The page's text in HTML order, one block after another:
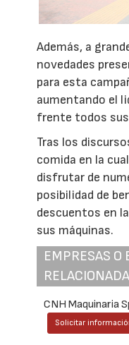
Además, a
novedades
para esta
aumentando el
frente todos
Tras los
comida en la
disfrutar de
posibilidad de
descuentos en
sus máquinas.
EMPRESAS O
CNH Maquinaria
Solicitar